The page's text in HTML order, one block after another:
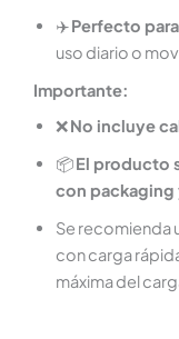
✈️Perfecto
uso diario o
Importante:
❌No incluye
📦El producto
con packaging
Se recomienda
con carga
máxima del